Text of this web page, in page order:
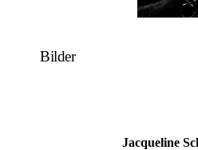
Bilder
Jacqueline